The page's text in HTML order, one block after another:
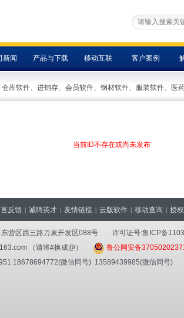
新闻 产品与下载 移动互联 客户案例
库软件、进销存、会员软件、钢材软件、服装软件、医
当前ID不存在或尚未发布
·东营区西三路万泉开发区088号 许可证号:鲁ICP备
（请将#换成@）
鲁公网安备
18678694772(微信同号) 13589439985(微信同号)
反馈 | 诚聘英才 | 友情链接 | 云版软件 | 移动查询 | 授